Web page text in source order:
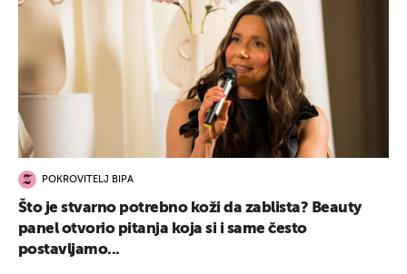
POKROVITELJ BIPA
Što je stvarno potrebno koži da zablista? Beauty
panel otvorio pitanja koja si i same često
postavljamo...